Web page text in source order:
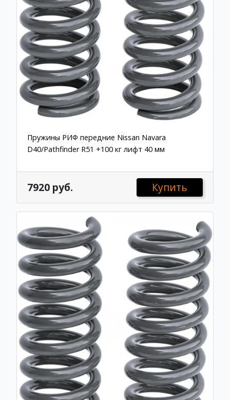
Пружины РИФ передние Nissan Navara
D40/Pathfinder R51 +100 кг лифт 40 мм
7920 руб. Купить